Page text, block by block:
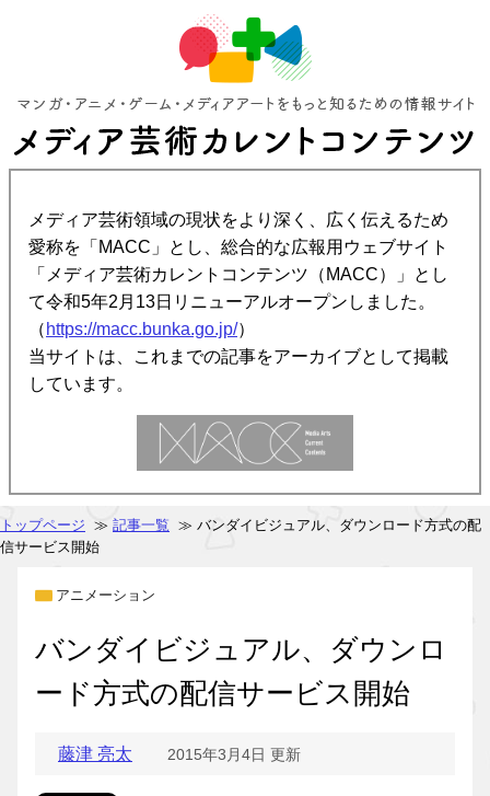
メディア芸術領域の現状をより深く、広く伝えるため
愛称を「MACC」とし、総合的な広報用ウェブサイト
「メディア芸術カレントコンテンツ（MACC）」とし
て令和5年2月13日リニューアルオープンしました。
（ https://macc.bunka.go.jp/）
当サイトは、これまでの記事をアーカイブとして掲載
しています。
トップページ ≫ 記事一覧 ≫ バンダイビジュアル、ダウンロード方式の配
信サービス開始
アニメーション
バンダイビジュアル、ダウンロ
ード方式の配信サービス開始
藤津 亮太 2015年3月4日 更新